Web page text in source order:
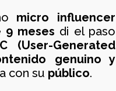
micro influencer
9 meses di el paso
(User-Generated
genuino y
con su público.